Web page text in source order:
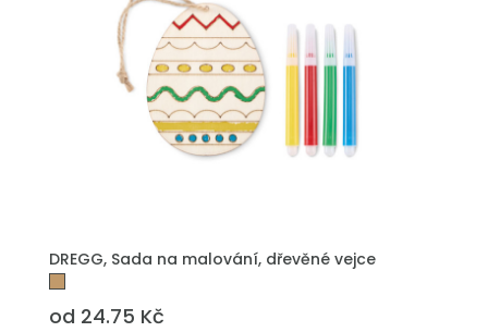
DREGG, Sada na malování, dřevěné vejce
od 24.75 Kč